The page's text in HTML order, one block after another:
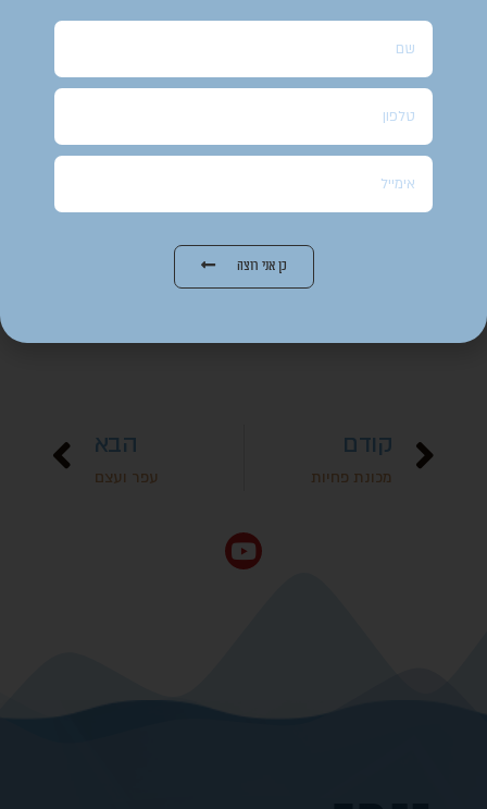
התשובה הפשוטה והנכונה צריכה להימדד במדד הזמינות והקלות.
לה?
האשה נבראה בשבילך והיא רוצה להרגיש כל הזמן שאתה חושב עליה, שתרגיש
שאתה זקוק לה ושמעייניך יהיו נתונים תמיד עליה. לאן שלא תפנה ובמה שלא תהיה
קודם
מכונת פחיות
הבא
עפר ועצם
כן אני רוצה